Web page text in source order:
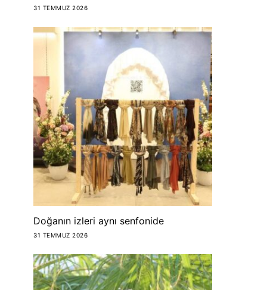
31 TEMMUZ 2026
Doğanın izleri aynı senfonide
31 TEMMUZ 2026